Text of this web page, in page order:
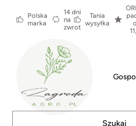
Polska
marka
14 dni
na
zwrot
Tania
wysyłka